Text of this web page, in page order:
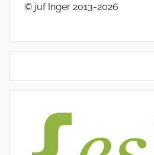
© juf Inger 2013-2026